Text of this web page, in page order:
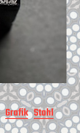
Grafik Stahl